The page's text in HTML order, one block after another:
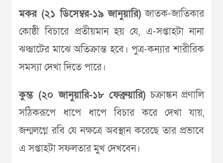
মকর (২১ ডিসেম্বর-১৯ জানুয়ারি) জাতক-জাতিকার
কোষ্ঠী বিচারে প্রতীয়মান হয় যে, এ-সপ্তাহটা নানা
ঝঞ্ঝাটের মাঝে অতিক্রান্ত হবে। পুত্র-কন্যার শারীরিক
সমস্যা দেখা দিতে পারে।
কুম্ভ (২০ জানুয়ারি-১৮ ফেব্রুয়ারি) চক্রাঙ্কন প্রণালি
সঠিকরূপে ধাপে ধাপে বিচার করে দেখা যায়,
জন্মলগ্নে রবি যে নক্ষত্রে অবস্থান করেছে তার প্রভাবে
এ সপ্তাহটা সফলতার মুখ দেখবেন।